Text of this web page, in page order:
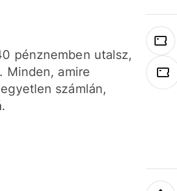
pénznemben utalsz,
Minden, amire
számlán,